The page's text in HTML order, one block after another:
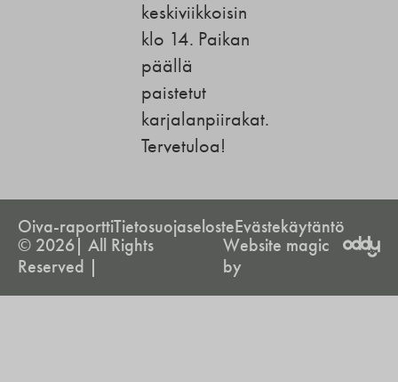
keskiviikkoisin
klo 14. Paikan
päällä
paistetut
karjalanpiirakat.
Tervetuloa!
Oiva-raporttiTietosuojaselosteEvästekäytäntö
© 2026| All Rights
Reserved |
Website magic
by